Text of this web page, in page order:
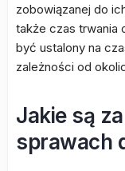
zobowiązanej do
także czas trwania
być ustalony na
zależności od
Jakie są
sprawach